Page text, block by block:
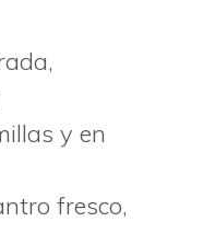
y en
fresco,